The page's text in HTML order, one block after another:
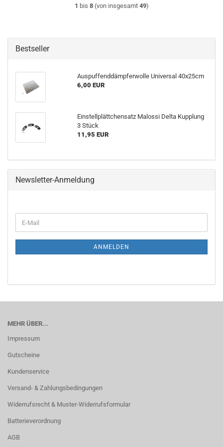
1 bis 8(von insgesamt 49)
Bestseller
Auspuffenddämpferwolle Universal 40x25cm
6,00 EUR
Einstellplättchensatz Malossi Delta Kupplung
3 Stück
11,95 EUR
Newsletter-Anmeldung
E-
Mail
ANMELDEN
MEHR ÜBER...
Impressum
Gutscheine
Kundenservice
Versand- & Zahlungsbedingungen
Widerrufsrecht & Muster-Widerrufsformular
Batterieverordnung
AGB